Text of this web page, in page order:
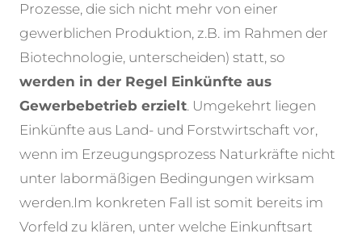
Prozesse, die sich nicht mehr von einer
gewerblichen Produktion, z.B. im Rahmen der
Biotechnologie, unterscheiden) statt, so
werden in der Regel Einkünfte aus
Gewerbebetrieb erzielt. Umgekehrt liegen
Einkünfte aus Land- und Forstwirtschaft vor,
wenn im Erzeugungsprozess Naturkräfte nicht
unter labormäßigen Bedingungen wirksam
werden.Im konkreten Fall ist somit bereits im
Vorfeld zu klären, unter welche Einkunftsart